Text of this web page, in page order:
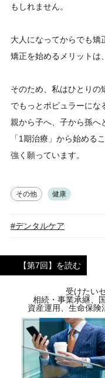
もしれません。
大人になってからでも矯
矯正を始めるメリットは
そのため、私はひとりの
でもっとポピュラーにな
親から子へ、子から孫へ
「1期治療」から始める
強く願っています。
その他 健康
#デンタルケア
【第7回】を読む
受けたい
相続・事業承継、
資産運用、生命保険